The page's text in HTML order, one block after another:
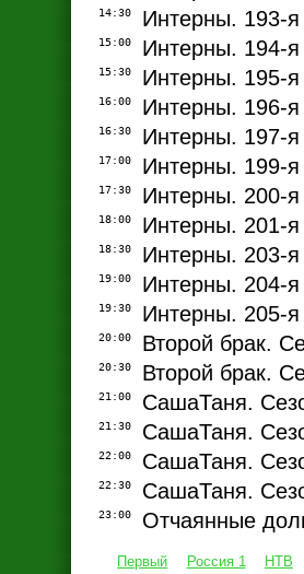
14:30 Интерны. 193-я
15:00 Интерны. 194-я
15:30 Интерны. 195-я
16:00 Интерны. 196-я
16:30 Интерны. 197-я
17:00 Интерны. 199-я
17:30 Интерны. 200-я
18:00 Интерны. 201-я
18:30 Интерны. 203-я
19:00 Интерны. 204-я
19:30 Интерны. 205-я
20:00 Второй брак.
20:30 Второй брак.
21:00 СашаТаня.
21:30 СашаТаня.
22:00 СашаТаня.
22:30 СашаТаня.
23:00 Отчаянные
Первый Россия 1 НТВ